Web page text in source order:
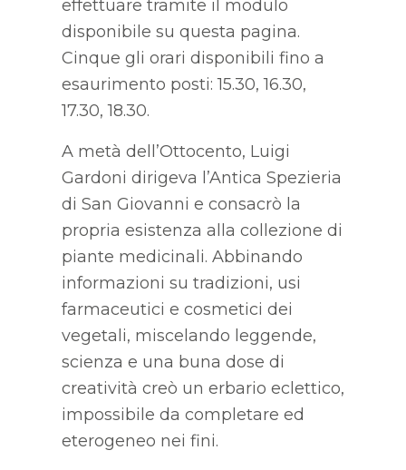
effettuare tramite il modulo
disponibile su questa pagina.
Cinque gli orari disponibili fino a
esaurimento posti: 15.30, 16.30,
17.30, 18.30.
A metà dell’Ottocento, Luigi
Gardoni dirigeva l’Antica Spezieria
di San Giovanni e consacrò la
propria esistenza alla collezione di
piante medicinali. Abbinando
informazioni su tradizioni, usi
farmaceutici e cosmetici dei
vegetali, miscelando leggende,
scienza e una buna dose di
creatività creò un erbario eclettico,
impossibile da completare ed
eterogeneo nei fini.